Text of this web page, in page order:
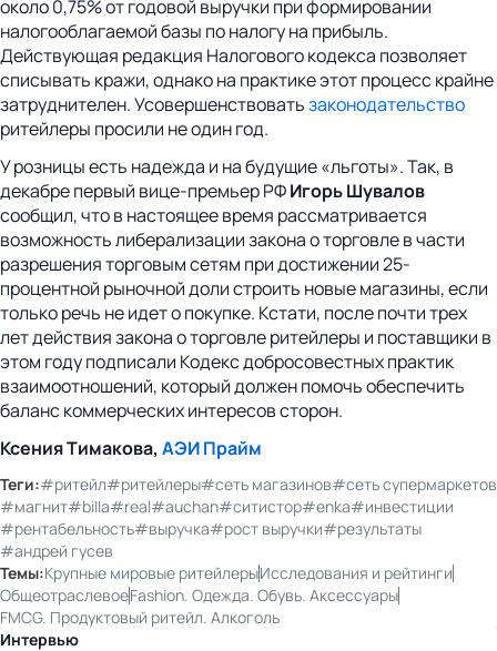
около 0,75% от годовой выручки при формировании
налогооблагаемой базы по налогу на прибыль.
Действующая редакция Налогового кодекса позволяет
списывать кражи, однако на практике этот процесс крайне
затруднителен. Усовершенствоватьзаконодательство
ритейлеры просили не один год.
У розницы есть надежда и на будущие «льготы». Так, в
декабре первый вице-премьер РФИгорь Шувалов
сообщил, что в настоящее время рассматривается
возможность либерализации закона о торговле в части
разрешения торговым сетям при достижении 25-
процентной рыночной доли строить новые магазины, если
только речь не идет о покупке. Кстати, после почти трех
лет действия закона о торговле ритейлеры и поставщики в
этом году подписали Кодекс добросовестных практик
взаимоотношений, который должен помочь обеспечить
баланс коммерческих интересов сторон.
Ксения Тимакова, АЭИ Прайм
Теги:#ритейл#ритейлеры#сеть магазинов#сеть супермаркетов
#магнит#billa#real#auchan#ситистор#enka#инвестиции
#рентабельность#выручка#рост выручки#результаты
#андрей гусев
Темы:Крупные мировые ритейлерыИсследования и рейтинги
ОбщеотраслевоеFashion. Одежда. Обувь. Аксессуары
FMCG. Продуктовый ритейл. Алкоголь
Интервью